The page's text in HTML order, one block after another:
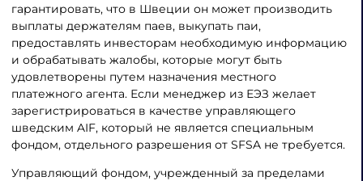
гарантировать, что в Швеции он может производить
выплаты держателям паев, выкупать паи,
предоставлять инвесторам необходимую информацию
и обрабатывать жалобы, которые могут быть
удовлетворены путем назначения местного
платежного агента. Если менеджер из ЕЭЗ желает
зарегистрироваться в качестве управляющего
шведским AIF, который не является специальным
фондом, отдельного разрешения от SFSA не требуется.
Управляющий фондом, учрежденный за пределами